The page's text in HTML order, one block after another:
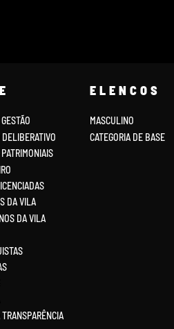
DA VILA
DA VILA
ELENCOS
MASCULINO
CATEGORIA DE BASE